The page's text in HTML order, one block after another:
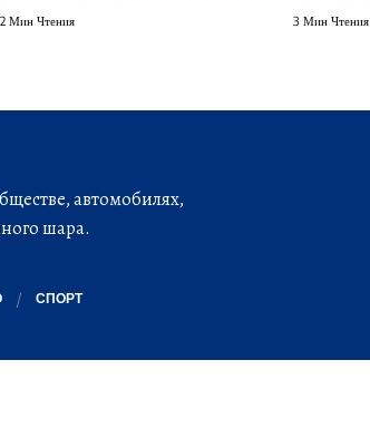
2 Мин Чтения 3 Мин Чтения
автомобилях,
шара.
СПОРТ